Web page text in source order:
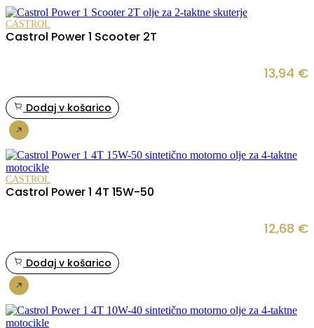
CASTROL
Castrol Power 1 Scooter 2T
13,94 €
Dodaj v košarico
CASTROL
Castrol Power 1 4T 15W-50
12,68 €
Dodaj v košarico